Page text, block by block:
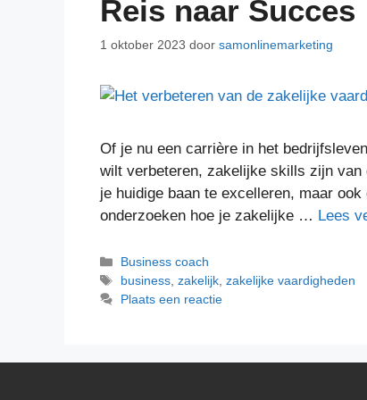
Reis naar Succes
1 oktober 2023 door samonlinemarketing
Of je nu een carrière in het
wilt verbeteren, zakelijke skills zijn van
je huidige baan te excelleren, maar
onderzoeken hoe je zakelijke … Lees
Business coach
business,zakelijk,zakelijke vaardigheden
Plaats een reactie